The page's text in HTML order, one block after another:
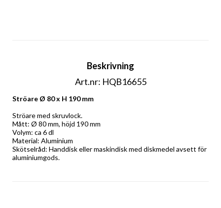
Beskrivning
Art.nr: HQB16655
Ströare Ø 80 x H 190 mm
Ströare med skruvlock.
Mått: Ø 80 mm, höjd 190 mm
Volym: ca 6 dl
Material: Aluminium
Skötselråd: Handdisk eller maskindisk med diskmedel avsett för
aluminiumgods.